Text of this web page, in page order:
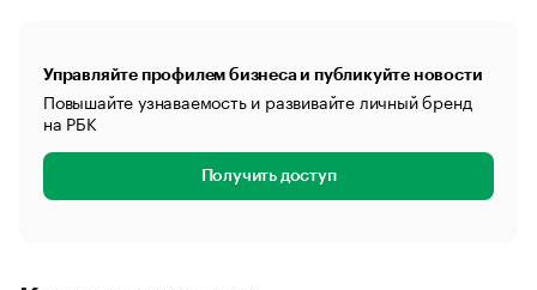
Управляйте профилем бизнеса и публикуйте новости
Повышайте узнаваемость и развивайте личный бренд
на РБК
Получить доступ